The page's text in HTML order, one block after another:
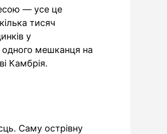
— усе це
тисяч
у
одного мешканця на
Камбрія.
Саму острівну